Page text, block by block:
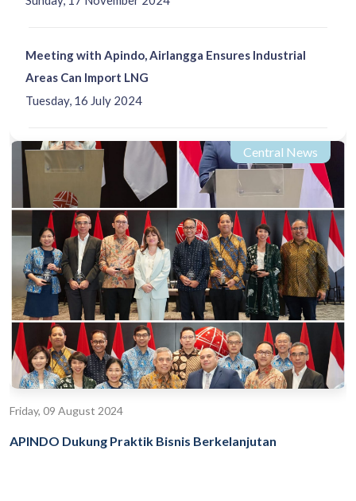
Tuesday, 16 July 2024
Meeting with Apindo, Airlangga Ensures Industrial
Areas Can Import LNG
Central News
Friday, 09 August 2024
APINDO Dukung Praktik Bisnis Berkelanjutan